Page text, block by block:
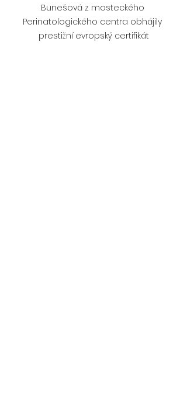
Bunešová z mosteckého
Perinatologického centra obhájily
prestižní evropský certifikát